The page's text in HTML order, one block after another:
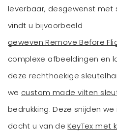
leverbaar, desgewenst met
vindt u bijvoorbeeld
geweven Remove Before
complexe afbeeldingen en
deze rechthoekige
we custom made vilten
bedrukking. Deze snijden
dacht u van deKeyTex met